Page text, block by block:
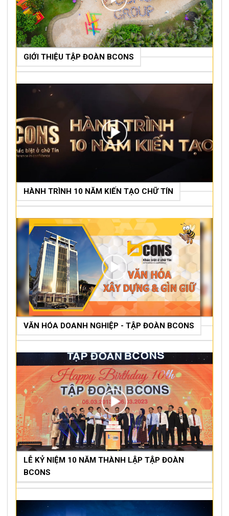
GIỚI THIỆU TẬP ĐOÀN BCONS
HÀNH TRÌNH 10 NĂM KIẾN TẠO CHỮ TÍN
VĂN HÓA DOANH NGHIỆP - TẬP ĐOÀN BCONS
LỄ KỶ NIỆM 10 NĂM THÀNH LẬP TẬP ĐOÀN
BCONS